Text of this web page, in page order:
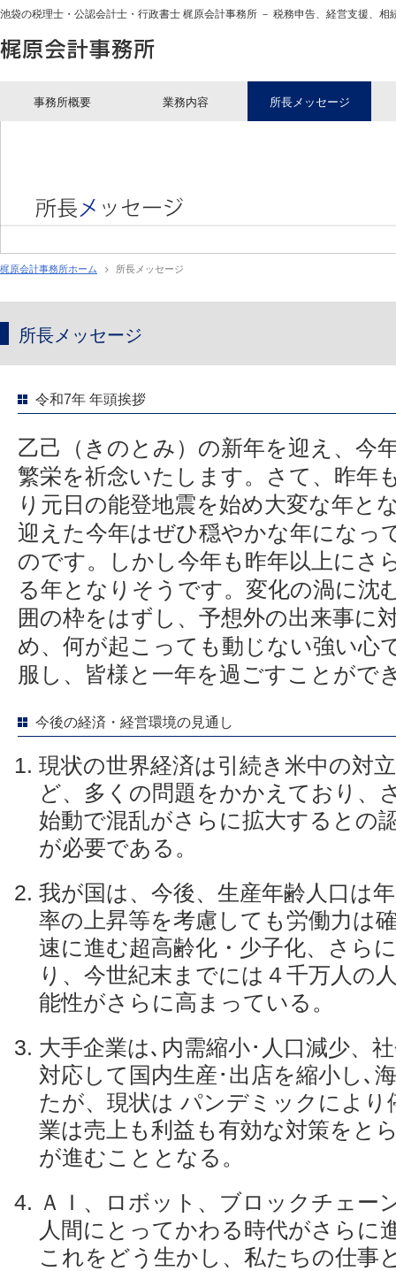
池袋の税理士・公認会計士・行政書士 梶原会計事務所 － 税務申告、経営支援、相
事務所概要 業務内容 所長メッセージ
梶原会計事務所ホーム 所長メッセージ
所長メッセージ
令和7年 年頭挨拶
乙己（きのとみ）の新年を迎え、今
繁栄を祈念いたします。さて、昨年
り元日の能登地震を始め大変な年と
迎えた今年はぜひ穏やかな年になっ
のです。しかし今年も昨年以上にさ
る年となりそうです。変化の渦に沈
囲の枠をはずし、予想外の出来事に
め、何が起こっても動じない強い心
服し、皆様と一年を過ごすことがで
今後の経済・経営環境の見通し
現状の世界経済は引続き米中の対
ど、多くの問題をかかえており、
始動で混乱がさらに拡大するとの
が必要である。
我が国は、今後、生産年齢人口は
率の上昇等を考慮しても労働力は
速に進む超高齢化・少子化、さら
り、今世紀末までには４千万人の
能性がさらに高まっている。
大手企業は､内需縮小･人口減少、
対応して国内生産･出店を縮小し､
たが、現状は パンデミックにより
業は売上も利益も有効な対策をと
が進むこととなる。
ＡＩ、ロボット、ブロックチェー
人間にとってかわる時代がさらに
これをどう生かし、私たちの仕事